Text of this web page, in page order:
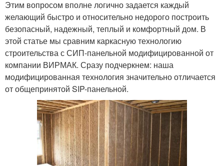
Этим вопросом вполне логично задается каждый
желающий быстро и относительно недорого построить
безопасный, надежный, теплый и комфортный дом. В
этой статье мы сравним каркасную технологию
строительства с СИП-панельной модифицированной от
компании ВИРМАК. Сразу подчеркнем: наша
модифицированная технология значительно отличается
от общепринятой SIP-панельной.